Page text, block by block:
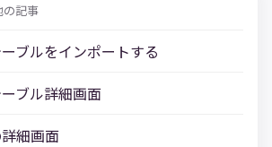
の記事
ブルをインポートする
ブル詳細画面
細画面